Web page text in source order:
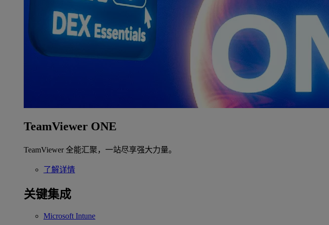
TeamViewer ONE
TeamViewer 全能汇聚，一站尽享强大力量。
了解详情
关键集成
Microsoft Intune